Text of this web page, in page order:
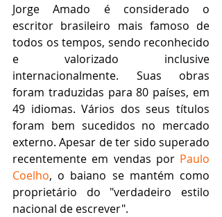
Jorge Amado é considerado o
escritor brasileiro mais famoso de
todos os tempos, sendo reconhecido
e valorizado inclusive
internacionalmente. Suas obras
foram traduzidas para 80 países, em
49 idiomas. Vários dos seus títulos
foram bem sucedidos no mercado
externo. Apesar de ter sido superado
recentemente em vendas por Paulo
Coelho, o baiano se mantém como
proprietário do "verdadeiro estilo
nacional de escrever".